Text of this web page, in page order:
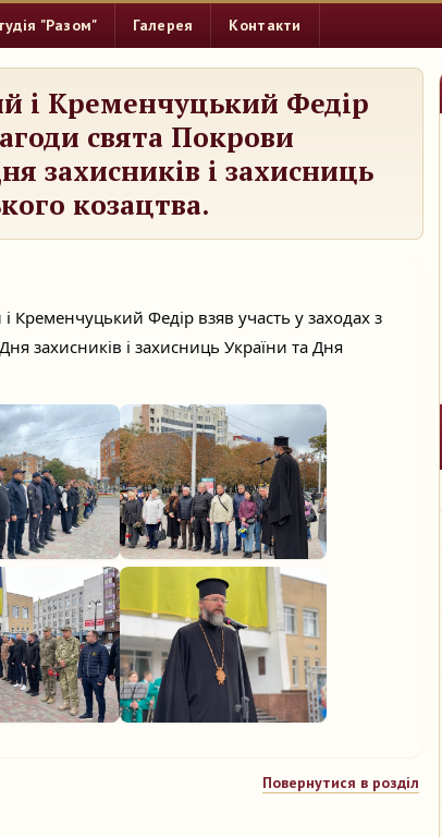
"Разом" Галерея Контакти
і Кременчуцький Федір
свята Покрови
захисників і захисниць
козацтва.
Федір взяв участь у заходах з
захисників і захисниць України та Дня
Повернутися в розділ